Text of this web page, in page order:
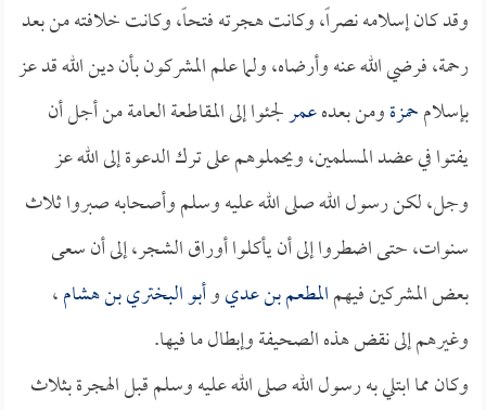
وقد كان إسلامه نصراً، وكانت هجرته فتحاً، وكانت خلافته من بعد
رحمة، فرضي الله عنه وأرضاه، ولما علم المشركون بأن دين الله قد عز
بإسلامحمزةومن بعدهعمرلجئوا إلى المقاطعة العامة من أجل أن
يفتوا في عضد المسلمين، ويحملوهم على ترك الدعوة إلى الله عز
وجل، لكن رسول الله صلى الله عليه وسلم وأصحابه صبروا ثلاث
سنوات، حتى اضطروا إلى أن يأكلوا أوراق الشجر، إلى أن سعى
بعض المشركين فيهمالمطعم بن عديوأبو البختري بن هشام،
وغيرهم إلى نقض هذه الصحيفة وإبطال ما فيها.
وكان مما ابتلي به رسول الله صلى الله عليه وسلم قبل الهجرة بثلاث